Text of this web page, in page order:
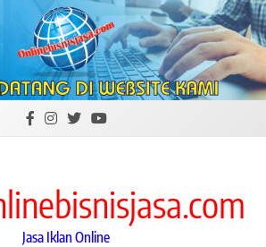
Jasa Iklan Online